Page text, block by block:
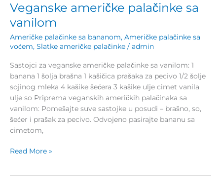
Veganske američke palačinke sa
vanilom
Američke palačinke sa bananom, Američke palačinke sa
voćem, Slatke američke palačinke / admin
Sastojci za veganske američke palačinke sa vanilom: 1
banana 1 šolja brašna 1 kašičica prašaka za pecivo 1/2 šolje
sojinog mleka 4 kašike šećera 3 kašike ulje cimet vanila
ulje so Priprema veganskih američkih palačinaka sa
vanilom: Pomešajte suve sastojke u posudi – brašno, so,
šećer i prašak za pecivo. Odvojeno pasirajte bananu sa
cimetom,
palačinke
vanilom
Read More »